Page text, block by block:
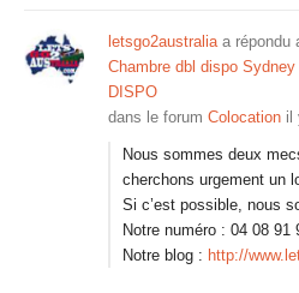
letsgo2australiaa répondu
Chambre dbl dispo
DISPO
dans le forum Colocation il
Nous sommes deux
cherchons urgement un
Si c’est possible, nous
Notre numéro : 04 08 91
Notre blog : http://